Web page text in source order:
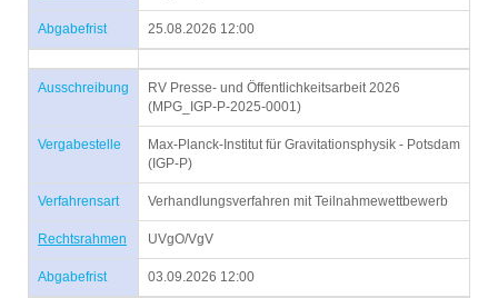
Abgabefrist 25.08.2026 12:00
Ausschreibung
RV Presse- und Öffentlichkeitsarbeit 2026
(MPG_IGP-P-2025-0001)
Vergabestelle
Max-Planck-Institut für Gravitationsphysik - Potsdam
(IGP-P)
Verfahrensart Verhandlungsverfahren mit Teilnahmewettbewerb
Rechtsrahmen UVgO/VgV
Abgabefrist 03.09.2026 12:00